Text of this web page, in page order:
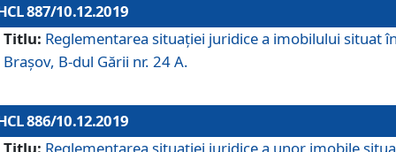
887/10.12.2019
Titlu: Reglementarea situației juridice a imobilului situat
Brașov, B-dul Gării nr. 24 A.
886/10.12.2019